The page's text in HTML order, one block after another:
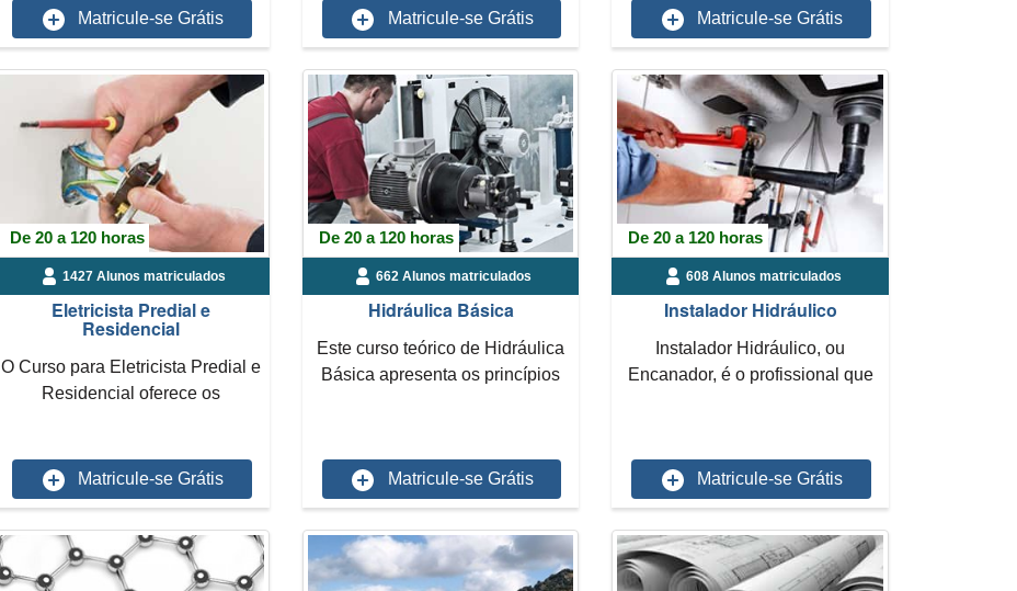
Matricule-se Grátis Matricule-se Grátis Matricule-se Grátis
De 20 a 120 horas
1427 Alunos matriculados
Eletricista Predial e
Residencial
O Curso para Eletricista Predial e
Residencial oferece os
Matricule-se Grátis
De 20 a 120 horas
662 Alunos matriculados
Hidráulica Básica
Este curso teórico de Hidráulica
Básica apresenta os princípios
Matricule-se Grátis
De 20 a 120 horas
608 Alunos matriculados
Instalador Hidráulico
Instalador Hidráulico, ou
Encanador, é o profissional que
Matricule-se Grátis